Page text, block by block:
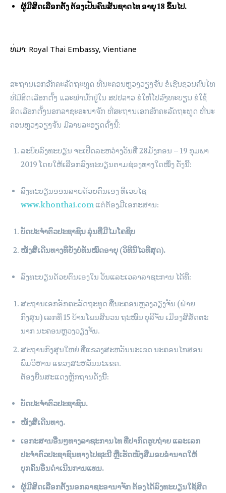
ຜູ້ມີສິດເລືອກຕັ້ງ ຕ້ອງເປັນຄົນສັນຊາດໄທ ອາຍຸ 18 ຂຶ້ນໄປ.
ທີ່​ມາ​: Royal Thai Embassy, Vientiane
ສະ​ຖານ​ເອກ​ອັກ​ຄະ​ລັດ​ຖະ​ທູດ ທີ່​ນະ​ຄອນ​ຫຼວງວຽງ​ຈັນ ຂໍ​ເຊີນ​ຊວນ​ຄົນ​ໄທ
ທີ່​ມີ​ສິດ​ເລືອກ​ຕັ້ງ ແລະ​ພຳ​ນັກ​ຢູ່​ໃນ ສ​ປ​ປ​ລາວ ຂໍ​ໃຫ້​ໄປ​ລົງ​ທະ​ບຽນ​ ຂໍ​ໃຊ້​
ສິດ​ເລືອກ​ຕັ້ງ​ນອກ​ລາ​ຊະ​ອະ​ນາ​ຈັກ ​ທີ່ສະ​ຖານ​ເອກ​ອັກ​ຄະ​ລັດ​ຖະ​ທູດ ທີ່​ນະ​
ຄອນ​ຫຼວງວຽງ​ຈັນ ມີ​ລາຍ​ລະ​ອຽດ​ດັ່ງ​ນີ້:
ລະ​ບົບ​ລົງ​ທະ​ບຽນ ຈະ​ເປີດ​ລະ​ຫວ່າງວັນ​ທີ່ 28ມັງ​ກອນ – 19 ກຸມ​ພາ
2019 ໂດຍ​ໃຫ້​ເລືອກ​ລົງ​ທະ​ບຽນ​ຕາມ​ຊ່ອງ​ທາງ​ໃດ​ໜຶ່ງ ດັ່ງ​ນີ້:
ລົງ​ທະ​ບຽນ​ອອນ​ລາຍດ້ວຍ​ຕົນ​ເອງ ທີ່​ເວ​ບ​ໄຊ
www.khonthai.com ແຕ່ຕ້ອງມີເອກະສານ:
ບັດປະຈຳຕົວປະຊາຊົນ ລຸ່ນທີ່ມີໄມໂຄຊິບ
ໜັງສືເດີນທາງທີ່ຍັງບໍ່ທັນໝົດອາຍຸ (ວິທີນີ້ໄວທີ່ສຸດ).
ລົງທະບຽນດ້ວຍຕົນເອງໃນ ວັນແລະເວລາລາຊະການ ໄດ້ທີ່:
ສະຖານເອກອັກຄະລັດຖະທູດ ທີ່ນະຄອນຫຼວງວຽງຈັນ (ຝ່າຍ
ກົງສຸນ) ເລກທີ່ 15 ບ້ານໂພນສີນວນ ຖະໜົນ ບຸລີຈັນ ເມືອງສີສັດຕະ
ນາກ ນະຄອນຫຼວງວຽງຈັນ.
ສະຖານກົງສຸນໃຫຍ່ ທີ່ແຂວງສະຫວັນນະເຂດ ນະຄອນໄກສອນ
ພົມວິຫານ ແຂວງສະຫວັນນະເຂດ.
ຕ້ອງຍື່ນສະແດງຫຼັກຖານດັ່ງນີ້:
ບັດປະຈຳຕົວປະຊາຊົນ.
ໜັງສືເດີນທາງ.
ເອກະສານອື່ນໆທາງລາຊະການໄທ ທີ່ປາກົດຮູບຖ່າຍ ແລະເລກ
ປະຈຳຕົວປະຊາຊົນທາງໄປຊະນີ ຫຼືເຮັດໜັງສືມອບອຳນາດໃຫ້
ບຸກຄົນອື່ນດຳເນີນການແທນ.
ຜູ້ມີສິດເລືອກຕັ້ງນອກລາຊະອານາຈັກ ຕ້ອງໄດ້ລົງທະບຽນໃຊ້ສິດ